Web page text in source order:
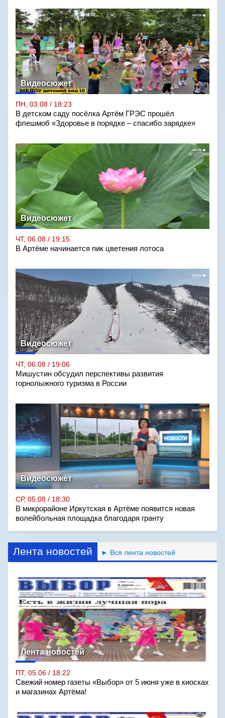
Видеосюжет
ПН, 03.08 / 18:23
В детском саду посёлка Артём ГРЭС прошёл
флешмоб «Здоровье в порядке – спасибо зарядке»
Видеосюжет
ЧТ, 06.08 / 19:15
В Артёме начинается пик цветения лотоса
Видеосюжет
ЧТ, 06.08 / 19:06
Мишустин обсудил перспективы развития
горнолыжного туризма в России
Видеосюжет
СР, 05.08 / 18:30
В микрорайоне Иркутская в Артёме появится новая
волейбольная площадка благодаря гранту
Лента новостей ► Вся лента новостей
Лента новостей
ПТ, 05.06 / 18:22
Свежий номер газеты «Выбор» от 5 июня уже в киосках
и магазинах Артёма!